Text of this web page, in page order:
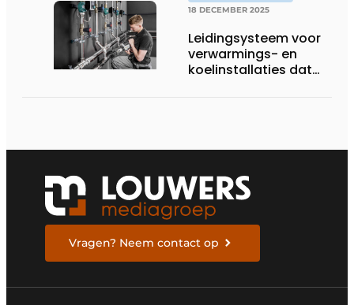
18 DECEMBER 2025
Leidingsysteem voor
verwarmings- en
koelinstallaties dat
Vragen? Neem contact op